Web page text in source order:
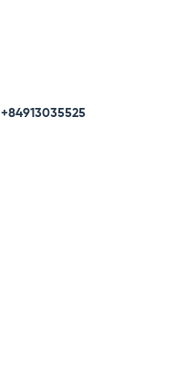
+84913035525